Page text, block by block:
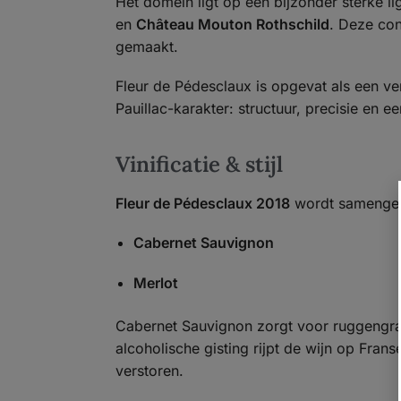
en Château Mouton Rothschild. Deze
gemaakt.
Fleur de Pédesclaux is opgevat als een
Pauillac-karakter: structuur, precisie en
Vinificatie & stijl
Fleur de Pédesclaux 2018wordt
Cabernet Sauvignon
Merlot
Cabernet Sauvignon zorgt voor
alcoholische gisting rijpt de wijn op
verstoren.